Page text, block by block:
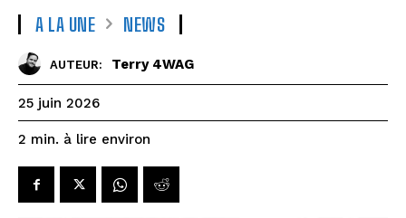
A LA UNE NEWS
AUTEUR: Terry 4WAG
25 juin 2026
2 min. à lire environ